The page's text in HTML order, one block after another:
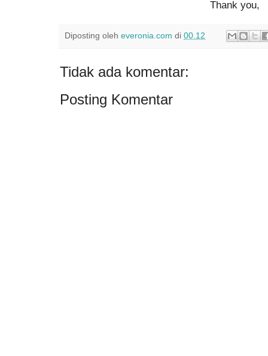
Thank you,
Diposting oleh everonia.com di 00.12
Tidak ada komentar:
Posting Komentar